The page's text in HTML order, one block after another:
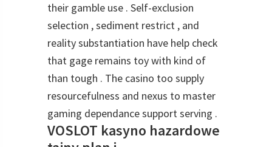
their gamble use . Self-exclusion
selection , sediment restrict , and
reality substantiation have help check
that gage remains toy with kind of
than tough . The casino too supply
resourcefulness and nexus to master
gaming dependance support serving .
VOSLOT kasyno hazardowe